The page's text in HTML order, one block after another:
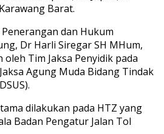
Barat.
dan Hukum
Dr Harli Siregar SH MHum,
Tim Jaksa Penyidik pada
Agung Muda Bidang Tindak
dilakukan pada HTZ yang
Badan Pengatur Jalan Tol